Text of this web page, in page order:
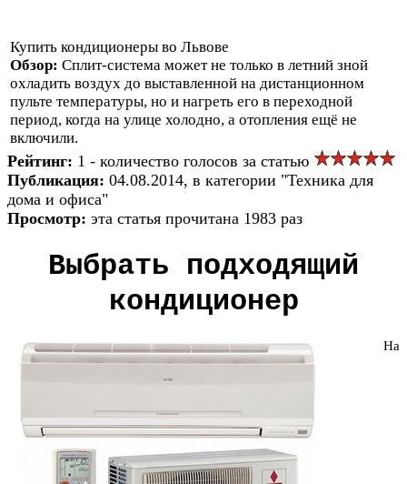
Купить кондиционеры во Львове
Обзор: Сплит-система может не только в летний зной
охладить воздух до выставленной на дистанционном
пульте температуры, но и нагреть его в переходной
период, когда на улице холодно, а отопления ещё не
включили.
Рейтинг: 1 - количество голосов за статью
Публикация: 04.08.2014, в категории "Техника для
дома и офиса"
Просмотр: эта статья прочитана 1983 раз
Выбрать подходящий
кондиционер
На